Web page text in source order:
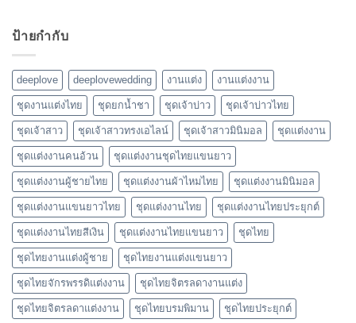
ป้ายกำกับ
deeplove deeplovewedding งานแต่ง งานแต่งงาน
ชุดงานแต่งไทย ชุดยกน้ำชา ชุดเจ้าบ่าว ชุดเจ้าบ่าวไทย
ชุดเจ้าสาว ชุดเจ้าสาวทรงเอไลน์ ชุดเจ้าสาวมินิมอล ชุดแต่งงาน
ชุดแต่งงานคนอ้วน ชุดแต่งงานชุดไทยแขนยาว
ชุดแต่งงานผู้ชายไทย ชุดแต่งงานผ้าไหมไทย ชุดแต่งงานมินิมอล
ชุดแต่งงานแขนยาวไทย ชุดแต่งงานไทย ชุดแต่งงานไทยประยุกต์
ชุดแต่งงานไทยสีเงิน ชุดแต่งงานไทยแขนยาว ชุดไทย
ชุดไทยงานแต่งผู้ชาย ชุดไทยงานแต่งแขนยาว
ชุดไทยจักรพรรดิแต่งงาน ชุดไทยจิตรลดางานแต่ง
ชุดไทยจิตรลดาแต่งงาน ชุดไทยบรมพิมาน ชุดไทยประยุกต์